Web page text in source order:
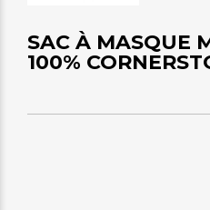
SAC À MASQUE
100%